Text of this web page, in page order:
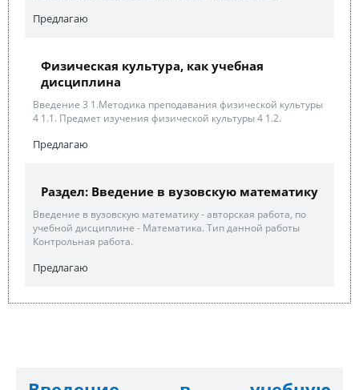
Предлагаю
Физическая культура, как учебная
дисциплина
Введение 3 1.Методика преподавания физической культуры
4 1.1. Предмет изучения физической культуры 4 1.2.
Предлагаю
Раздел: Введение в вузовскую математику
Введение в вузовскую математику - авторская работа, по
учебной дисциплине - Математика. Тип данной работы
Контрольная работа.
Предлагаю